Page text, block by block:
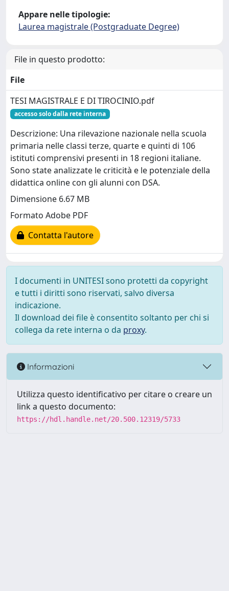
Appare nelle tipologie:
Laurea magistrale (Postgraduate Degree)
File in questo prodotto:
File
TESI MAGISTRALE E DI TIROCINIO.pdf
accesso solo dalla rete interna
Descrizione: Una rilevazione nazionale nella scuola
primaria nelle classi terze, quarte e quinti di 106
istituti comprensivi presenti in 18 regioni italiane.
Sono state analizzate le criticità e le potenziale della
didattica online con gli alunni con DSA.
Dimensione 6.67 MB
Formato Adobe PDF
Contatta l'autore
I documenti in UNITESI sono protetti da copyright
e tutti i diritti sono riservati, salvo diversa
indicazione.
Il download dei file è consentito soltanto per chi si
collega da rete interna o da proxy.
Informazioni
Utilizza questo identificativo per citare o creare un
link a questo documento:
https://hdl.handle.net/20.500.12319/5733